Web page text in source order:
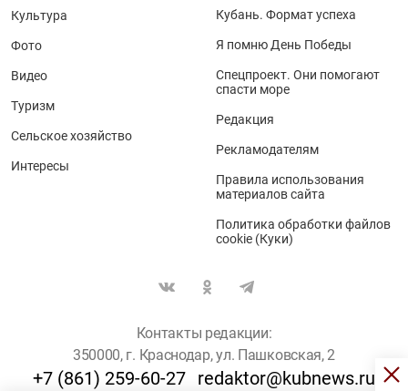
Культура
Фото
Видео
Туризм
Сельское хозяйство
Интересы
Кубань. Формат успеха
Я помню День Победы
Спецпроект. Они помогают
спасти море
Редакция
Рекламодателям
Правила использования
материалов сайта
Политика обработки файлов
cookie (Куки)
Контакты редакции:
350000, г. Краснодар, ул. Пашковская, 2
+7 (861) 259-60-27 redaktor@kubnews.ru